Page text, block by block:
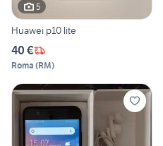
5
Huawei p10 lite
40 €
Roma (RM)